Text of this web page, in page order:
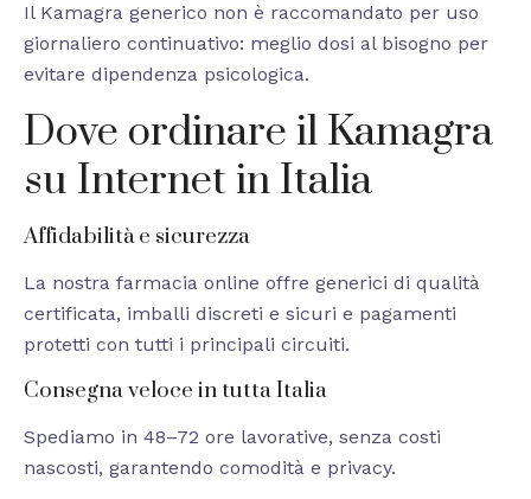
Il Kamagra generico non è raccomandato per uso
giornaliero continuativo: meglio dosi al bisogno per
evitare dipendenza psicologica.
Dove ordinare il Kamagra
su Internet in Italia
Affidabilità e sicurezza
La nostra farmacia online offre generici di qualità
certificata, imballi discreti e sicuri e pagamenti
protetti con tutti i principali circuiti.
Consegna veloce in tutta Italia
Spediamo in 48–72 ore lavorative, senza costi
nascosti, garantendo comodità e privacy.